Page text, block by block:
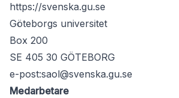
https://svenska.gu.se
Göteborgs universitet
Box 200
SE 405 30 GÖTEBORG
e-post:saol@svenska.gu.se
Medarbetare